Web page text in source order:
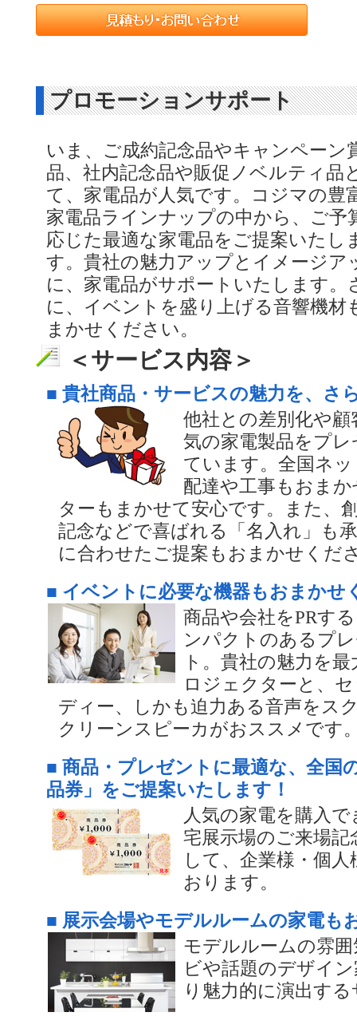
プロモーションサポート
いま、ご成約記念品やキャンペーン
品、社内記念品や販促ノベルティ品
て、家電品が人気です。コジマの豊
家電品ラインナップの中から、ご予
応じた最適な家電品をご提案いたし
す。貴社の魅力アップとイメージア
に、家電品がサポートいたします。
に、イベントを盛り上げる音響機材
まかせください。
＜サービス内容＞
■ 貴社商品・サービスの魅力を、さ
他社との差別化や
気の家電製品をプ
ています。全国ネ
配達や工事もおま
ターもまかせて安心です。また、
記念などで喜ばれる「名入れ」も
に合わせたご提案もおまかせくだ
■ イベントに必要な機器もおまかせ
商品や会社をPRす
ンパクトのあるプ
ト。貴社の魅力を
ロジェクターと、
ディー、しかも迫力ある音声をス
クリーンスピーカがおススメです
■ 商品・プレゼントに最適な、全国
品券」をご提案いたします！
人気の家電を購入
宅展示場のご来場
して、企業様・個
おります。
■ 展示会場やモデルルームの家電も
モデルルームの雰
ビや話題のデザイ
り魅力的に演出す